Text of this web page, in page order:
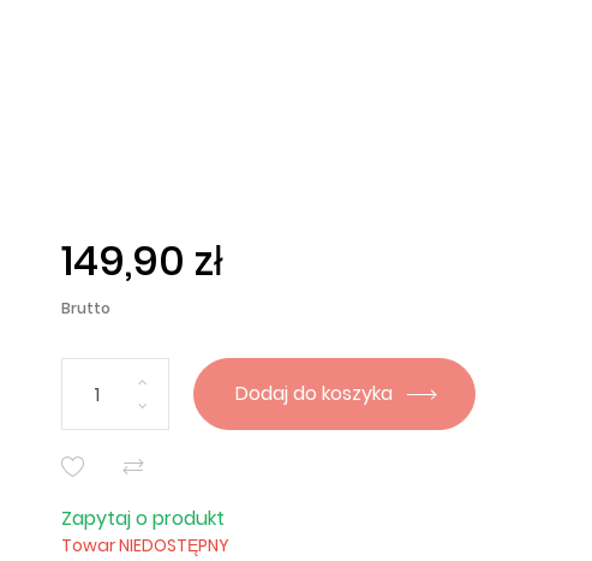
149,90 zł
Brutto
Dodaj do koszyka
Zapytaj o produkt
Towar NIEDOSTĘPNY